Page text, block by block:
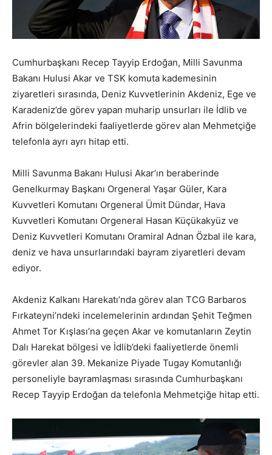
Cumhurbaşkanı Recep Tayyip Erdoğan, Milli Savunma
Bakanı Hulusi Akar ve TSK komuta kademesinin
ziyaretleri sırasında, Deniz Kuvvetlerinin Akdeniz, Ege ve
Karadeniz’de görev yapan muharip unsurları ile İdlib ve
Afrin bölgelerindeki faaliyetlerde görev alan Mehmetçiğe
telefonla ayrı ayrı hitap etti.
Milli Savunma Bakanı Hulusi Akar’ın beraberinde
Genelkurmay Başkanı Orgeneral Yaşar Güler, Kara
Kuvvetleri Komutanı Orgeneral Ümit Dündar, Hava
Kuvvetleri Komutanı Orgeneral Hasan Küçükakyüz ve
Deniz Kuvvetleri Komutanı Oramiral Adnan Özbal ile kara,
deniz ve hava unsurlarındaki bayram ziyaretleri devam
ediyor.
Akdeniz Kalkanı Harekatı’nda görev alan TCG Barbaros
Fırkateyni’ndeki incelemelerinin ardından Şehit Teğmen
Ahmet Tor Kışlası’na geçen Akar ve komutanların Zeytin
Dalı Harekat bölgesi ve İdlib’deki faaliyetlerde önemli
görevler alan 39. Mekanize Piyade Tugay Komutanlığı
personeliyle bayramlaşması sırasında Cumhurbaşkanı
Recep Tayyip Erdoğan da telefonla Mehmetçiğe hitap etti.